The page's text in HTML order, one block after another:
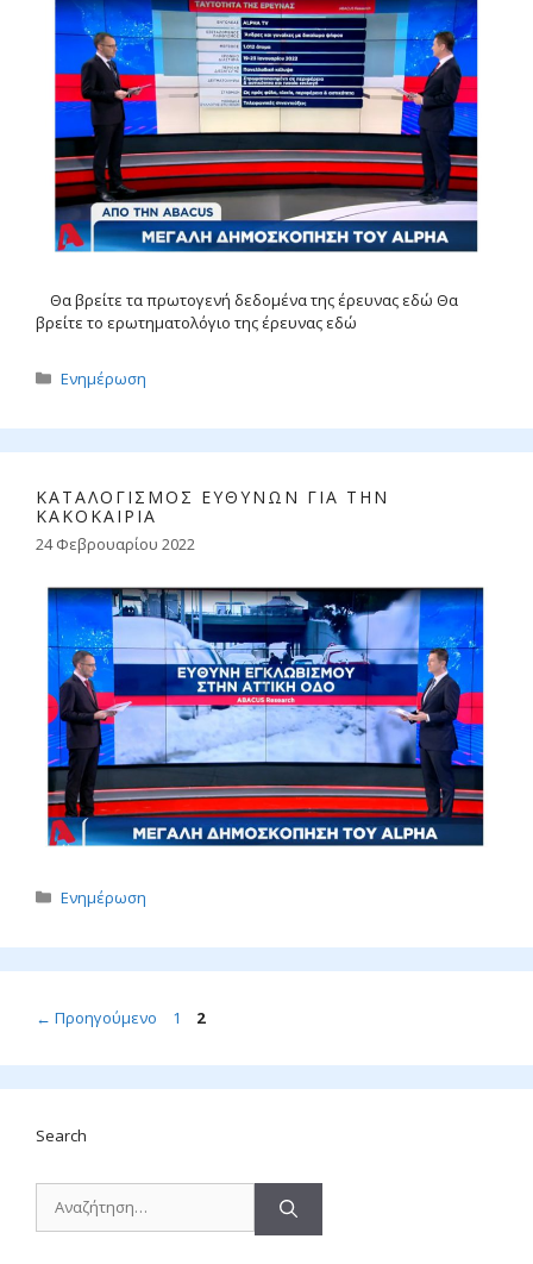
Θα βρείτε τα πρωτογενή δεδομένα της έρευνας εδώ Θα
βρείτε το ερωτηματολόγιο της έρευνας εδώ
Κατηγορίες
Ενημέρωση
ΚΑΤΑΛΟΓΙΣΜΟΣ ΕΥΘΥΝΩΝ ΓΙΑ ΤΗΝ
ΚΑΚΟΚΑΙΡΙΑ
24 Φεβρουαρίου 2022
Κατηγορίες
Ενημέρωση
← Προηγούμενο Σελίδα
1 Σελίδα
2
Search
Αναζήτηση
για: